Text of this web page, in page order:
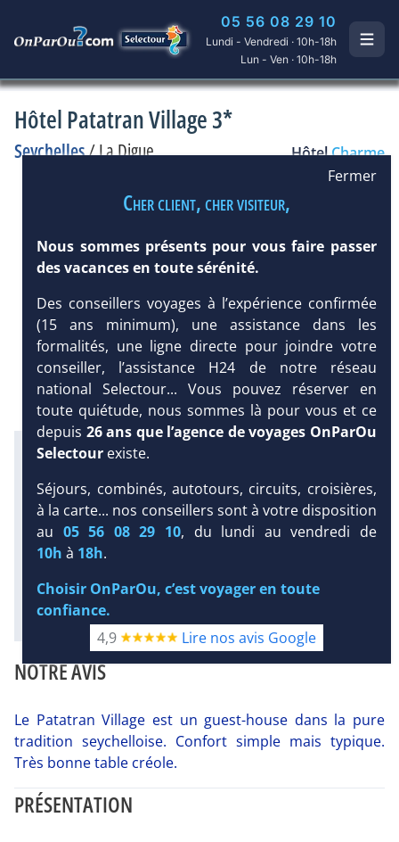
05 56 08 29 10
Lundi - Vendredi · 10h-18h
Lun - Ven · 10h-18h
Hôtel Patatran Village 3*
Seychelles/La Digue HôtelCharme
DEMANDE
D’INFORMATIONS
Infos météo :
Infos plages :
Dist.Distance:
< 100 m
Long.Longueur:
80 m
Équipement :
NOTRE AVIS
Le Patatran Village est un guest-house dans la pure
tradition seychelloise. Confort simple mais typique.
Très bonne table créole.
PRÉSENTATION
Fermer
Cher client, cher visiteur,
Nous sommes présents pour vous faire passer
des vacances en toute sérénité.
Des conseillers voyages à l’expérience confirmée
(15 ans minimum), une assistance dans les
formalités, une ligne directe pour joindre votre
conseiller, l’assistance H24 de notre réseau
national Selectour... Vous pouvez réserver en
toute quiétude, nous sommes là pour vous et ce
depuis 26 ans que l’agence de voyages OnParOu
Selectour existe.
Séjours, combinés, autotours, circuits, croisières,
à la carte... nos conseillers sont à votre disposition
au 05 56 08 29 10, du lundi au vendredi de
10h à 18h.
Choisir OnParOu, c’est voyager en toute
confiance.
4,9
Lire nos avis Google